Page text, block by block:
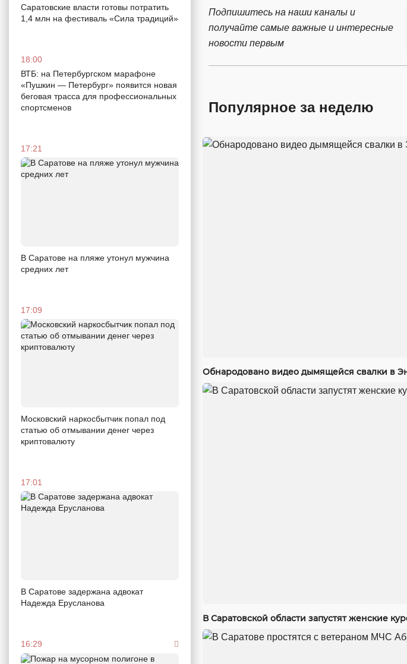
Саратовские власти готовы потратить
1,4 млн на фестиваль «Сила традиций»
18:00
ВТБ: на Петербургском марафоне
«Пушкин — Петербург» появится новая
беговая трасса для профессиональных
спортсменов
17:21
В Саратове на пляже утонул мужчина
средних лет
17:09
Московский наркосбытчик попал под
статью об отмывании денег через
криптовалюту
17:01
В Саратове задержана адвокат
Надежда Ерусланова
16:29
Подпишитесь на наши каналы и
получайте самые важные и интересные
новости первым
Популярное за неделю
Обнародовано видео дымящейся свалки в
В Саратовской области запустят женские